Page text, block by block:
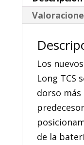
cantidad
Los
Long TCS
dorso más
de la